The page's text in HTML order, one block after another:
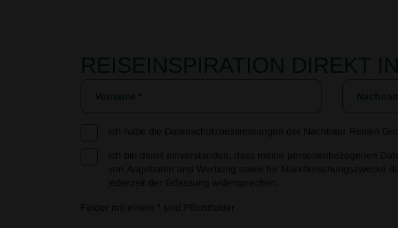
REISEINSPIRATION DIREKT
Ich habe die Datenschutzbestimmungen der Nachbaur Reisen
Ich bin damit einverstanden, dass meine personenbezogenen
von Angeboten und Werbung sowie für Marktforschungszwecke
jederzeit der Erfassung widersprechen.
Felder mit einem * sind Pflichtfelder.